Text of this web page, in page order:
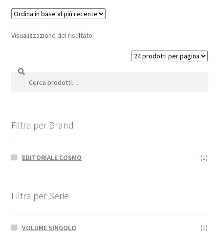
Visualizzazione del risultato
Cerca:
Cerca
Filtra per Brand
EDITORIALE COSMO (1)
Filtra per Serie
VOLUME SINGOLO (1)